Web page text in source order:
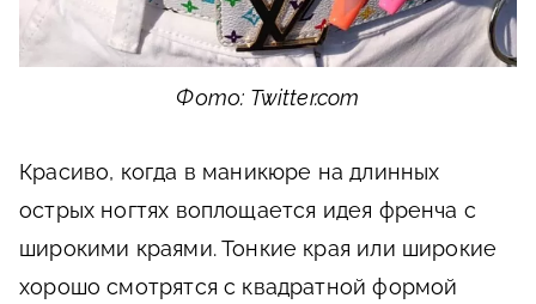
Фото: Twitter.com
Красиво, когда в маникюре на длинных
острых ногтях воплощается идея френча с
широкими краями. Тонкие края или широкие
хорошо смотрятся с квадратной формой